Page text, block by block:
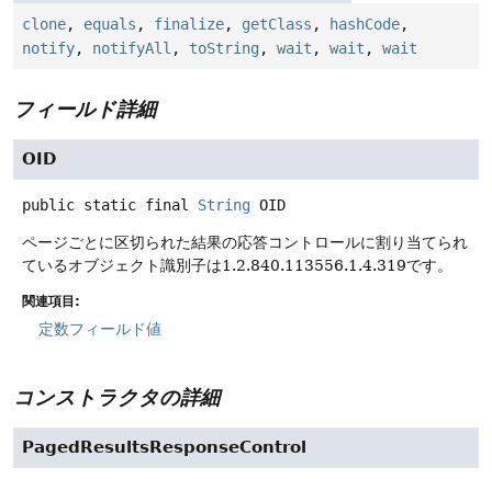
clone, equals , finalize, getClass , hashCode,
notify, notifyAll , toString , wait , wait , wait
フィールド詳細
OID
public static final String OID
ページごとに区切られた結果の応答コントロールに割り当てられ
ているオブジェクト識別子は1.2.840.113556.1.4.319です。
関連項目:
定数フィールド値
コンストラクタの詳細
PagedResultsResponseControl